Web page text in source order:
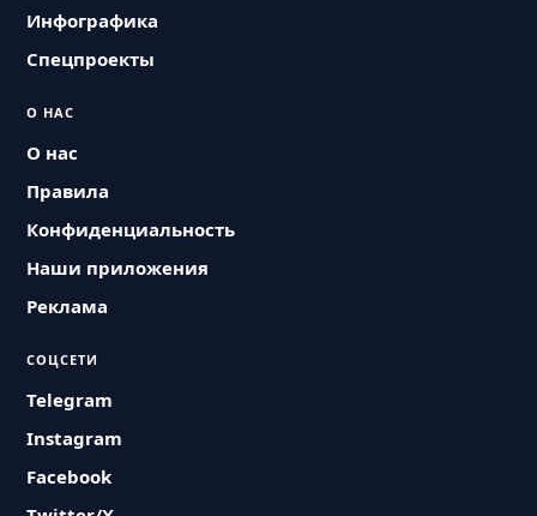
Инфографика
Спецпроекты
О НАС
О нас
Правила
Конфиденциальность
Наши приложения
Реклама
СОЦСЕТИ
Telegram
Instagram
Facebook